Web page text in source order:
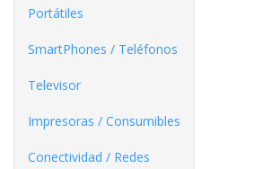
Portátiles
SmartPhones / Teléfonos
Televisor
Impresoras / Consumibles
Conectividad / Redes